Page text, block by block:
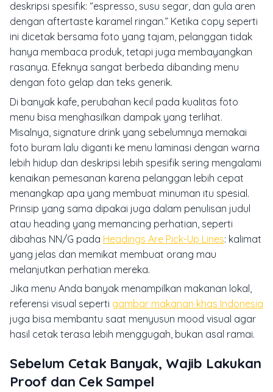
deskripsi spesifik: “espresso, susu segar, dan gula aren
dengan aftertaste karamel ringan.” Ketika copy seperti
ini dicetak bersama foto yang tajam, pelanggan tidak
hanya membaca produk, tetapi juga membayangkan
rasanya. Efeknya sangat berbeda dibanding menu
dengan foto gelap dan teks generik.
Di banyak kafe, perubahan kecil pada kualitas foto
menu bisa menghasilkan dampak yang terlihat.
Misalnya, signature drink yang sebelumnya memakai
foto buram lalu diganti ke menu laminasi dengan warna
lebih hidup dan deskripsi lebih spesifik sering mengalami
kenaikan pemesanan karena pelanggan lebih cepat
menangkap apa yang membuat minuman itu spesial.
Prinsip yang sama dipakai juga dalam penulisan judul
atau heading yang memancing perhatian, seperti
dibahas NN/G pada Headings Are Pick-Up Lines: kalimat
yang jelas dan memikat membuat orang mau
melanjutkan perhatian mereka.
Jika menu Anda banyak menampilkan makanan lokal,
referensi visual seperti gambar makanan khas Indonesia
juga bisa membantu saat menyusun mood visual agar
hasil cetak terasa lebih menggugah, bukan asal ramai.
Sebelum Cetak Banyak, Wajib Lakukan
Proof dan Cek Sampel